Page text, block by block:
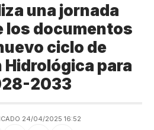
una jornada
los documentos
ciclo de
para
2033
24/04/2025 16:52